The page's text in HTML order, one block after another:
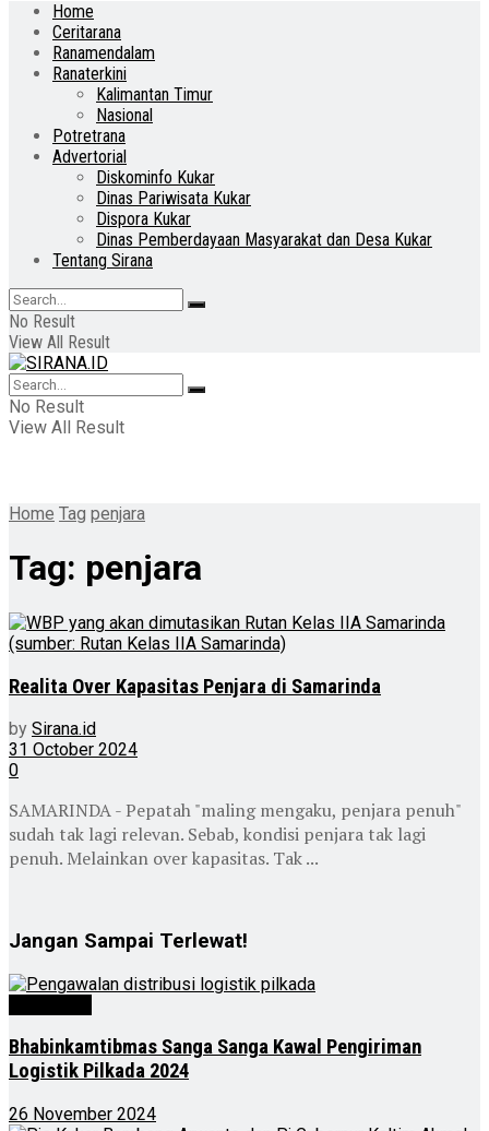
Home
Ceritarana
Ranamendalam
Ranaterkini
Kalimantan Timur
Nasional
Potretrana
Advertorial
Diskominfo Kukar
Dinas Pariwisata Kukar
Dispora Kukar
Dinas Pemberdayaan Masyarakat dan Desa Kukar
Tentang Sirana
No Result
View All Result
No Result
View All Result
Home Tag penjara
Tag: penjara
Realita Over Kapasitas Penjara di Samarinda
by Sirana.id
31 October 2024
0
SAMARINDA - Pepatah "maling mengaku, penjara penuh"
sudah tak lagi relevan. Sebab, kondisi penjara tak lagi
penuh. Melainkan over kapasitas. Tak ...
Jangan Sampai Terlewat!
Bhabinkamtibmas Sanga Sanga Kawal Pengiriman
Logistik Pilkada 2024
26 November 2024